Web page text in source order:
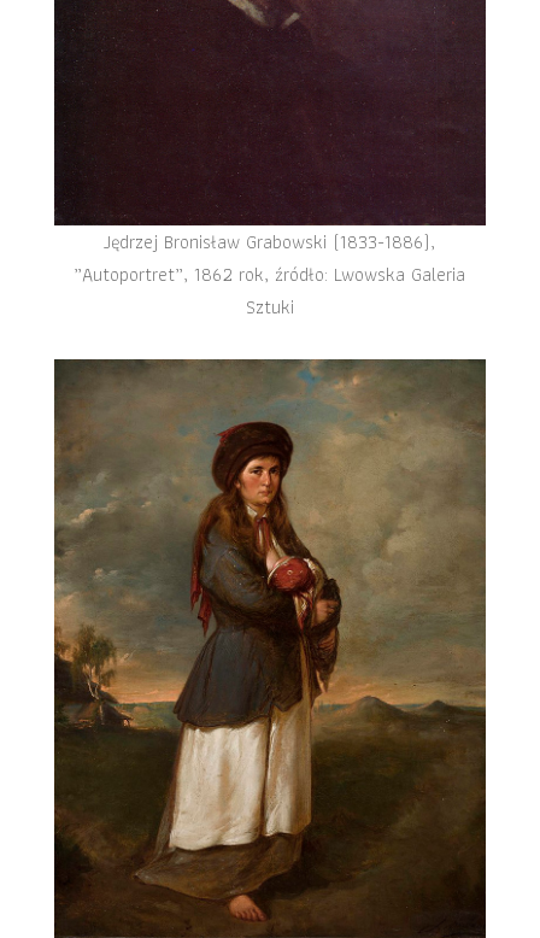
Jędrzej Bronisław Grabowski (1833-1886),
„Autoportret”, 1862 rok, źródło: Lwowska Galeria
Sztuki